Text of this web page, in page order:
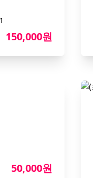
150,000원
50,000원